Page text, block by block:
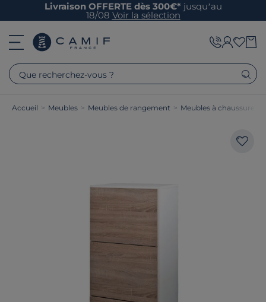
Livraison OFFERTE dès 300€* jusqu’au
18/08 Voir la sélection
Que recherchez-vous ?
Accueil > Meubles > Meubles de rangement > Meubles à chaussures